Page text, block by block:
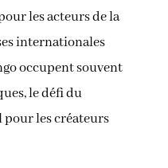
les acteurs de la
internationales
occupent souvent
le défi du
les créateurs